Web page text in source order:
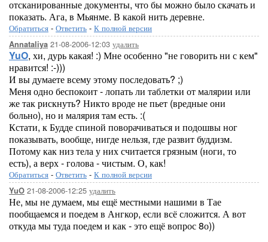
отсканированные документы, что бы можно было скачать и
показать. Ага, в Мьянме. В какой нить деревне.
Обратиться - Ответить - К полной версии
Annataliya 21-08-2006-12:03 удалить
YuO, хи, дурь какая! :) Мне особенно "не говорить ни с кем"
нравится! :-)))
И вы думаете всему этому последовать? ;)
Меня одно беспокоит - лопать ли таблетки от малярии или
же так рискнуть? Никто вроде не пьет (вредные они
больно), но и малярия там есть. :(
Кстати, к Будде спиной поворачиваться и подошвы ног
показывать, вообще, нигде нельзя, где развит буддизм.
Потому как низ тела у них считается грязным (ноги, то
есть), а верх - голова - чистым. О, как!
Обратиться - Ответить - К полной версии
YuO 21-08-2006-12:25 удалить
Не, мы не думаем, мы ещё местными нашими в Тае
пообщаемся и поедем в Ангкор, если всё сложится. А вот
откуда мы туда поедем и как - это ещё вопрос 8о))